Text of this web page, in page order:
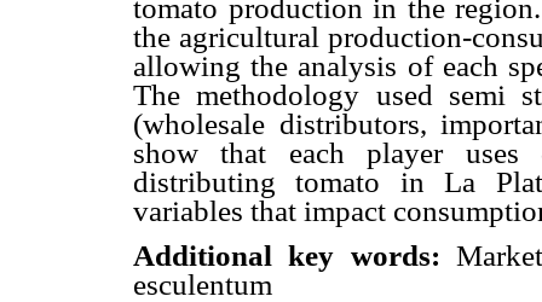
tomato production in the
the agricultural production-
allowing the analysis of each
The methodology used semi
(wholesale distributors,
show that each player uses
distributing tomato in La
variables that impact
Additional key words:
esculentum